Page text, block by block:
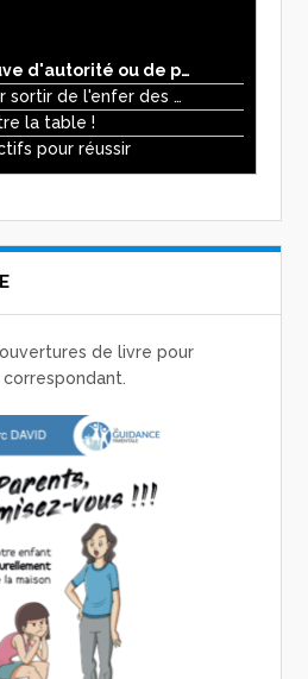
1. Faites-vous preuve d'autorité ou de pouvoir avec vos enfants ?
2. Ma méthode pour sortir de l'enfer des écrans
la table !
pour réussir
de livre pour